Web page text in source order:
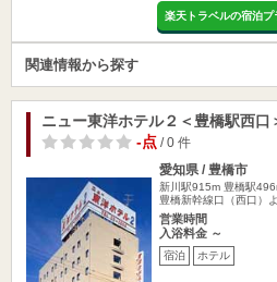
楽天トラベルの宿泊プ
関連情報から探す
ニュー東洋ホテル２＜豊橋駅西口
-点/ 0 件
愛知県 / 豊橋市
新川駅915m 豊橋駅
豊橋新幹線口（西口）
営業時間
入浴料金 ～
宿泊 ホテル